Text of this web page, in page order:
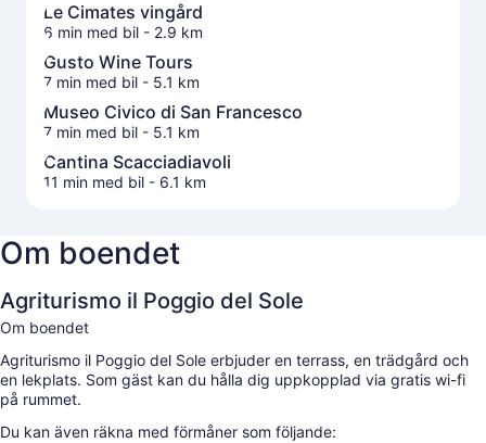
Le Cimates vingård
6 min med bil - 2.9 km
Gusto Wine Tours
7 min med bil - 5.1 km
Museo Civico di San Francesco
7 min med bil - 5.1 km
Cantina Scacciadiavoli
11 min med bil - 6.1 km
Om boendet
Agriturismo il Poggio del Sole
Om boendet
Agriturismo il Poggio del Sole erbjuder en terrass, en trädgård och
en lekplats. Som gäst kan du hålla dig uppkopplad via gratis wi-fi
på rummet.
Du kan även räkna med förmåner som följande: